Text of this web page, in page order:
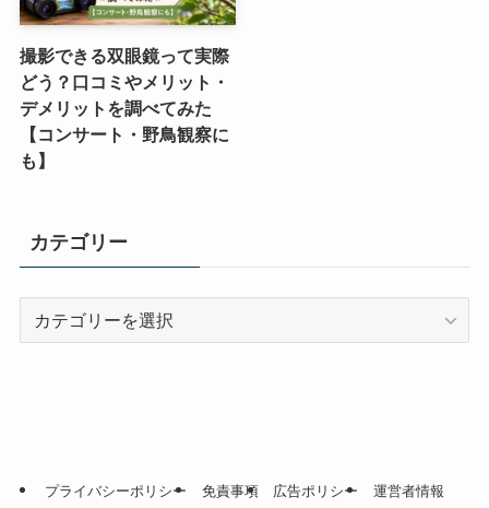
撮影できる双眼鏡って実際
どう？口コミやメリット・
デメリットを調べてみた
【コンサート・野鳥観察に
も】
カテゴリー
プライバシーポリシー 免責事項 広告ポリシー 運営者情報